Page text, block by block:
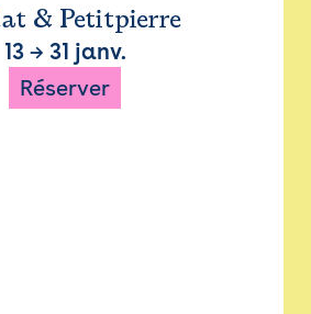
& Petitpierre
13→ 31 janv.
Réserver